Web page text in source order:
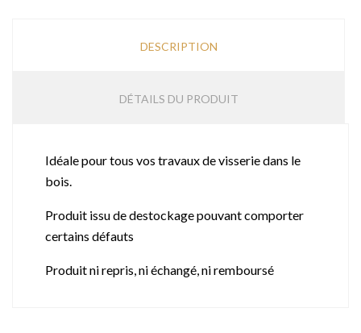
DESCRIPTION
DÉTAILS DU PRODUIT
Idéale pour tous vos travaux de visserie dans le
bois.
Produit issu de destockage pouvant comporter
certains défauts
Produit ni repris, ni échangé, ni remboursé